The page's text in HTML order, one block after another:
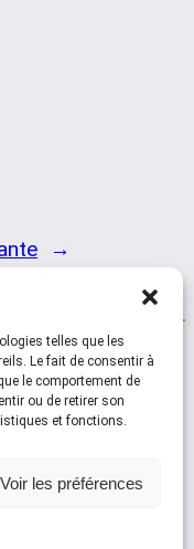
telles que les
Le fait de consentir à
le comportement de
ou de retirer son
et fonctions.
Voir les préférences
→